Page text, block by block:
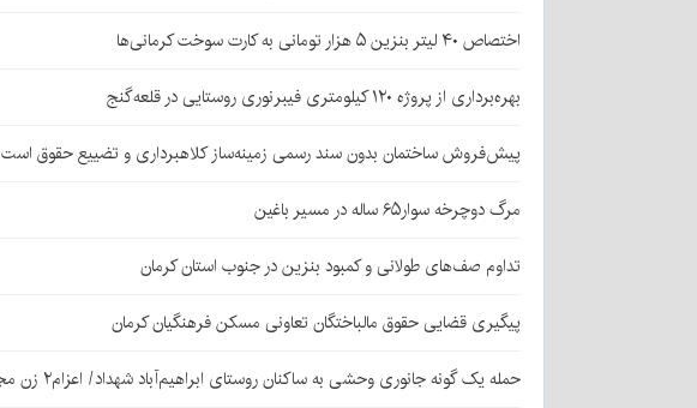
اختصاص ۴۰ لیتر بنزین ۵ هزار تومانی به کارت سوخت کرمانی‌ها
بهره‌برداری از پروژه ۱۲۰ کیلومتری فیبرنوری روستایی در قلعه‌گنج
پیش‌فروش ساختمان بدون سند رسمی زمینه‌ساز کلاهبرداری و تضییع حقوق است
مرگ دوچرخه سوار۶۵ ساله در مسیر باغین
تداوم صف‌های طولانی و کمبود بنزین در جنوب استان کرمان
پیگیری قضایی حقوق مالباختگان تعاونی مسکن فرهنگیان کرمان
حمله یک گونه جانوری وحشی به ساکنان روستای ابراهیم‌آباد شهداد/ اعزام۲ زن مجروح به کرمان